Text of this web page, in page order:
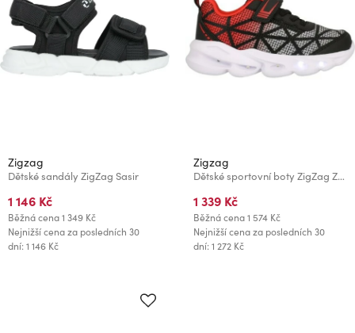
Zigzag
Dětské sandály ZigZag Sasir
1 146 Kč
Běžná cena1 349 Kč
Nejnižší cena za posledních 30
dní: 1 146 Kč
Zigzag
Dětské sportovní boty ZigZag ZETES
1 339 Kč
Běžná cena1 574 Kč
Nejnižší cena za posledních 30
dní: 1 272 Kč